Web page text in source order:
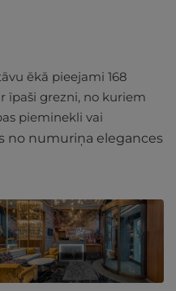
ēkā pieejami 168
īpaši grezni, no kuriem
pieminekli vai
no numuriņa elegances